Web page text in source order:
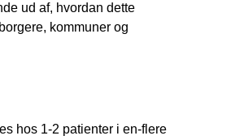
ud af, hvordan dette
kommuner og
hos 1-2 patienter i en-flere